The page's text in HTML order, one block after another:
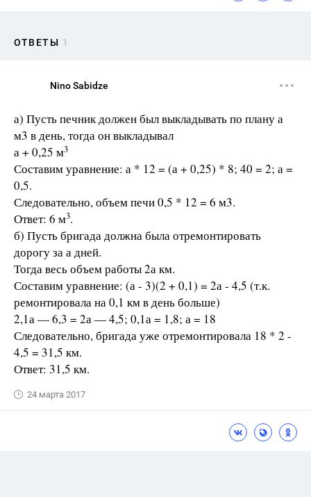
ОТВЕТЫ 1
Nino Sabidze
а) Пусть печник должен был выкладывать по плану а
м3 в день, тогда он выкладывал
а + 0,25 м3
Составим уравнение: а * 12 = (а + 0,25) * 8; 40 = 2; а =
0,5.
Следовательно, объем печи 0,5 * 12 = 6 м3.
Ответ: 6 м3.
б) Пусть бригада должна была отремонтировать
дорогу за а дней.
Тогда весь объем работы 2а км.
Составим уравнение: (а - 3)(2 + 0,1) = 2а - 4,5 (т.к.
ремонтировала на 0,1 км в день больше)
2,1а — 6,3 = 2а — 4,5; 0,1а = 1,8; а = 18
Следовательно, бригада уже отремонтировала 18 * 2 -
4,5 = 31,5 км.
Ответ: 31,5 км.
24 марта 2017